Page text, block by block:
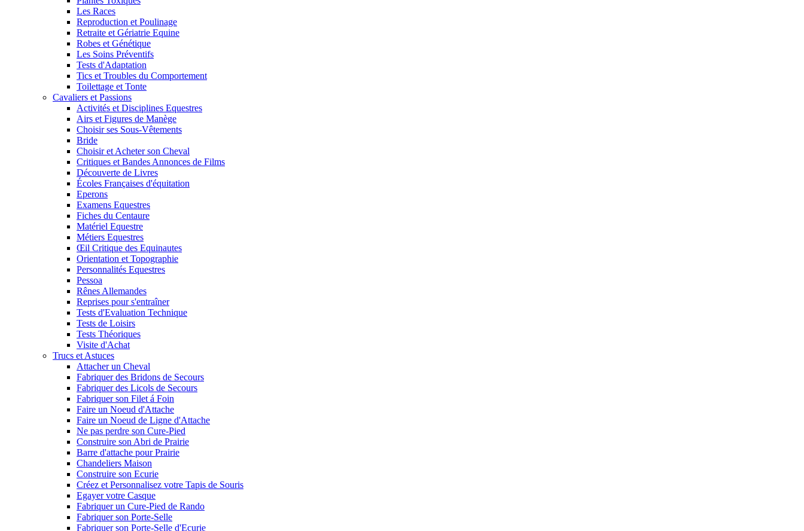
Les Races
Reproduction et Poulinage
Retraite et Gériatrie Equine
Robes et Génétique
Les Soins Préventifs
Tests d'Adaptation
Tics et Troubles du Comportement
Toilettage et Tonte
Cavaliers et Passions
Activités et Disciplines Equestres
Airs et Figures de Manège
Choisir ses Sous-Vêtements
Bride
Choisir et Acheter son Cheval
Critiques et Bandes Annonces de Films
Découverte de Livres
Écoles Françaises d'équitation
Eperons
Examens Equestres
Fiches du Centaure
Matériel Equestre
Métiers Equestres
Œil Critique des Equinautes
Orientation et Topographie
Personnalités Equestres
Pessoa
Rênes Allemandes
Reprises pour s'entraîner
Tests d'Evaluation Technique
Tests de Loisirs
Tests Théoriques
Visite d'Achat
Trucs et Astuces
Attacher un Cheval
Fabriquer des Bridons de Secours
Fabriquer des Licols de Secours
Fabriquer son Filet á Foin
Faire un Noeud d'Attache
Faire un Noeud de Ligne d'Attache
Ne pas perdre son Cure-Pied
Construire son Abri de Prairie
Barre d'attache pour Prairie
Chandeliers Maison
Construire son Ecurie
Créez et Personnalisez votre Tapis de Souris
Egayer votre Casque
Fabriquer un Cure-Pied de Rando
Fabriquer son Porte-Selle
Fabriquer son Porte-Selle d'Ecurie